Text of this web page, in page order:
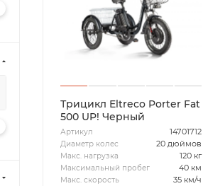
Трицикл Eltreco Porter Fat
500 UP! Черный
Артикул 14701712
Диаметр колес 20 дюймов
Макс. нагрузка 120 кг
Максимальный пробег 40 км
Макс. скорость 35 км/ч